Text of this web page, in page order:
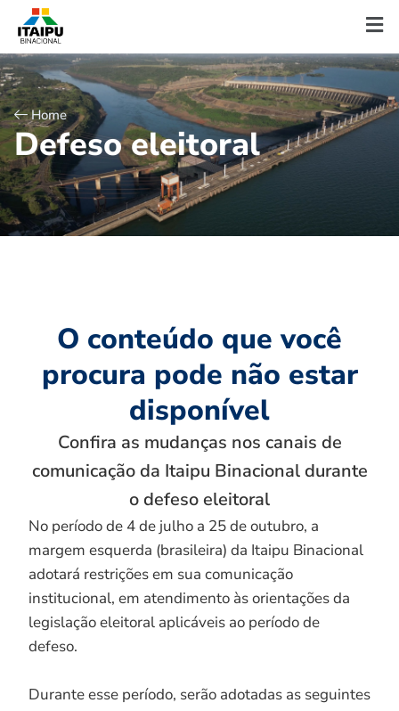
Home
Defeso eleitoral
O conteúdo que você
procura pode não estar
disponível
Confira as mudanças nos canais de
comunicação da Itaipu Binacional durante
o defeso eleitoral
No período de 4 de julho a 25 de outubro, a
margem esquerda (brasileira) da Itaipu Binacional
adotará restrições em sua comunicação
institucional, em atendimento às orientações da
legislação eleitoral aplicáveis ao período de
defeso.
Durante esse período, serão adotadas as seguintes